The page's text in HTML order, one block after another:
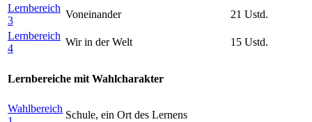
Lernbereich
3
Voneinander
21 Ustd.
Lernbereich
4
Wir in der Welt 15 Ustd.
Lernbereiche mit Wahlcharakter
Wahlbereich
Schule, ein Ort des Lernens